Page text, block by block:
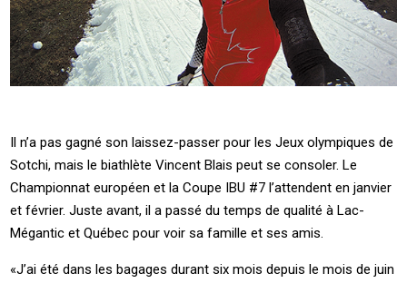
Il n’a pas gagné son laissez-passer pour les Jeux olympiques de
Sotchi, mais le biathlète Vincent Blais peut se consoler. Le
Championnat européen et la Coupe IBU #7 l’attendent en janvier
et février. Juste avant, il a passé du temps de qualité à Lac-
Mégantic et Québec pour voir sa famille et ses amis.
«J’ai été dans les bagages durant six mois depuis le mois de juin